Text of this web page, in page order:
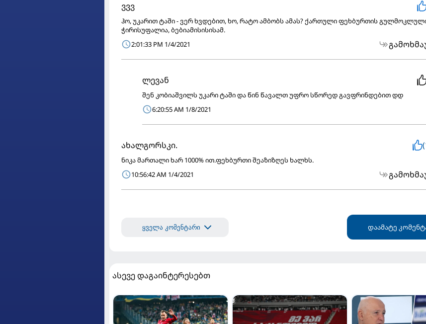
ვვვ
ჰო, უკარით ტაში - ვერ ხვდებით, ხო, რატო ამბობს ამას? ქართული ფეხბურთის
ჭირისუფალია, ბებიამისისისამ.
2:01:33 PM 1/4/2021
ლევან
შენ კობიაშვილს უკარი ტაში და წინ წავალთ უფრო სწორედ გავფრინდებით დდ
6:20:55 AM 1/8/2021
ახალგორსკი.
ნიკა მართალი ხარ 1000% ით.ფეხბურთი შეაზიზღეს ხალხს.
10:56:42 AM 1/4/2021
ყველა კომენტარი დაამატე
ასევე დაგაინტერესებთ